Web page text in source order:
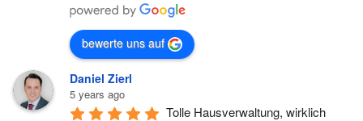
bewerte uns auf
Daniel Zierl
5 years ago
Tolle Hausverwaltung, wirklich